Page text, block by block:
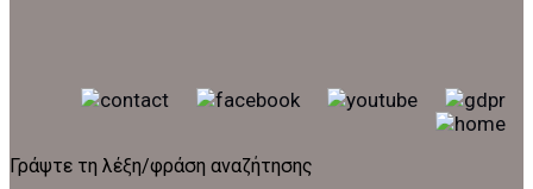
Γράψτε τη λέξη/φράση αναζήτησης